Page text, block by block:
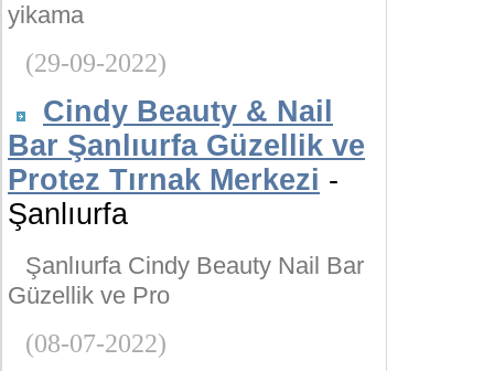
yikama
(29-09-2022)
Cindy Beauty & Nail
Bar Şanlıurfa Güzellik ve
Protez Tırnak Merkezi -
Şanlıurfa
Şanlıurfa Cindy Beauty Nail Bar
Güzellik ve Pro
(08-07-2022)